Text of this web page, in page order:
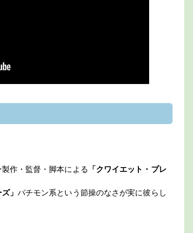
作・監督・脚本による 「クワイエット・プレ
」 パチモン系という節操のなさが実に彼らし